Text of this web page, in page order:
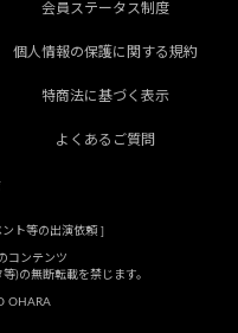
会員ステータス制度
個人情報の保護に関する規約
特商法に基づく表示
よくあるご質問
ト等の出演依頼 ]
コンテンツ
)の無断転載を禁じます。
OHARA